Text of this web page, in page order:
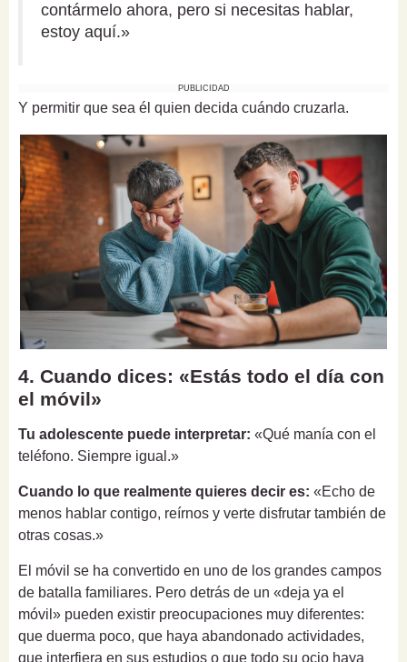
contármelo ahora, pero si necesitas hablar,
estoy aquí.»
PUBLICIDAD
Y permitir que sea él quien decida cuándo cruzarla.
4. Cuando dices: «Estás todo el día con
el móvil»
Tu adolescente puede interpretar: «Qué manía con el
teléfono. Siempre igual.»
Cuando lo que realmente quieres decir es: «Echo de
menos hablar contigo, reírnos y verte disfrutar también de
otras cosas.»
El móvil se ha convertido en uno de los grandes campos
de batalla familiares. Pero detrás de un «deja ya el
móvil» pueden existir preocupaciones muy diferentes:
que duerma poco, que haya abandonado actividades,
que interfiera en sus estudios o que todo su ocio haya